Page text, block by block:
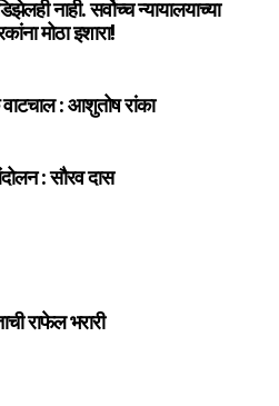
नाही. सर्वोच्च न्यायालयाच्या
मोठा इशारा!
: आशुतोष रांका
: सौरव दास
राफेल भरारी